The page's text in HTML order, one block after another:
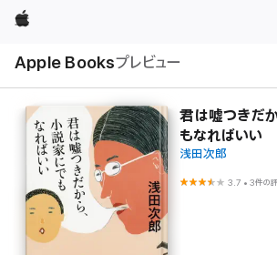
Apple
Apple Booksプレビュー
ル
君は嘘つきだ
もなればいい
浅田次郎
3.7 •3件の